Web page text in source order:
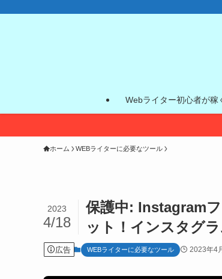
Webライター初心者が稼
ホーム WEBライターに必要なツール
保護中: Instagram
ット！インスタグ
2023
4/18
広告 WEBライターに必要なツール 2023年4